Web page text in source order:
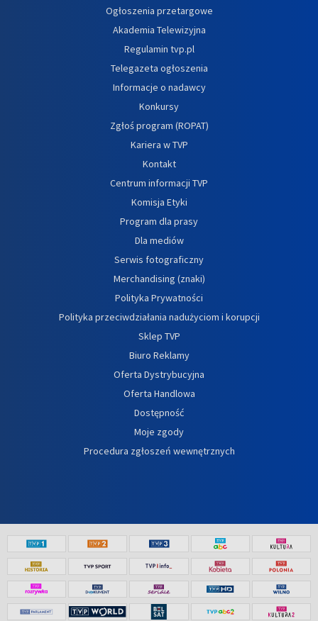
Ogłoszenia przetargowe
Akademia Telewizyjna
Regulamin tvp.pl
Telegazeta ogłoszenia
Informacje o nadawcy
Konkursy
Zgłoś program (ROPAT)
Kariera w TVP
Kontakt
Centrum informacji TVP
Komisja Etyki
Program dla prasy
Dla mediów
Serwis fotograficzny
Merchandising (znaki)
Polityka Prywatności
Polityka przeciwdziałania nadużyciom i korupcji
Sklep TVP
Biuro Reklamy
Oferta Dystrybucyjna
Oferta Handlowa
Dostępność
Moje zgody
Procedura zgłoszeń wewnętrznych